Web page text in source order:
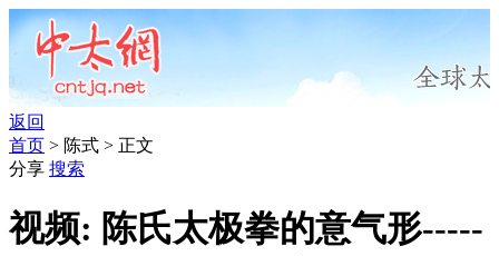
返回
首页 > 陈式 > 正文
分享 搜索
视频: 陈氏太极拳的意气形-----